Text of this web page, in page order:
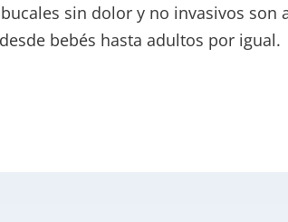
sin dolor y no invasivos son
bebés hasta adultos por igual.